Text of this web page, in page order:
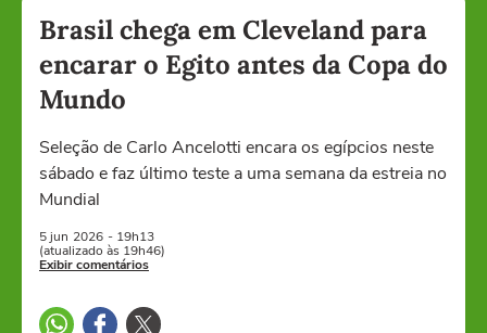
Brasil chega em Cleveland para
encarar o Egito antes da Copa do
Mundo
Seleção de Carlo Ancelotti encara os egípcios neste
sábado e faz último teste a uma semana da estreia no
Mundial
5 jun 2026 - 19h13
(atualizado às 19h46)
Exibir comentários